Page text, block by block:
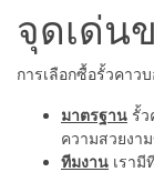
จุดเด่น
การเลือกซื้อรั้วคาว
มาตรฐาน รั้
ความสวยงา
ทีมงาน เรา